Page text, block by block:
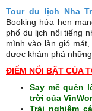
Tour du lịch Nha
Booking hứa hẹn
phố du lịch nổi tiếng
mình vào làn gió
được khám phá
ĐIỂM NỔI BẬT CỦA
Say mê quên
trời của
Trải nghiệm